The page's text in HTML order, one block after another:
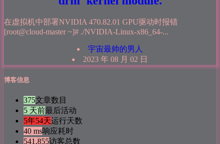
在虚拟机中部署NVIDIA 470.82.01 GPU驱动时报错
[root@cloud-master ~]# ./NVIDIA-Linux-x86_64-...
宇宙最帅的男人
2023 年 08 月 02 日
博客信息
375文章数目
5 天前最后活动
5年54天运行天数
40 ms响应耗时
541,855访客总数